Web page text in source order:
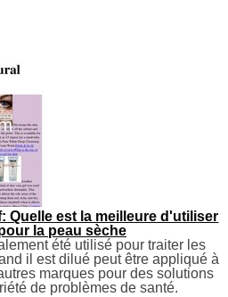
Quelle est la meilleure d'utiliser
la peau sèche
été utilisé pour traiter les
il est dilué peut être appliqué à
marques pour des solutions
de problèmes de santé.